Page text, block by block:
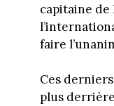
capitaine de
faire
Ces
plus